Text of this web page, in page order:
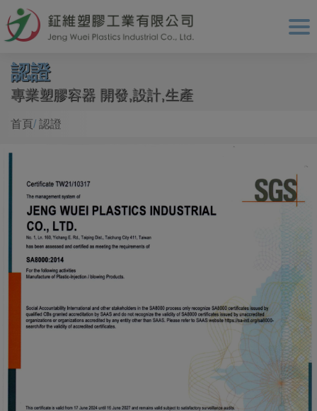
認證
專業塑膠容器 開發,設計,生產
首頁 認證
Cookie管理面板